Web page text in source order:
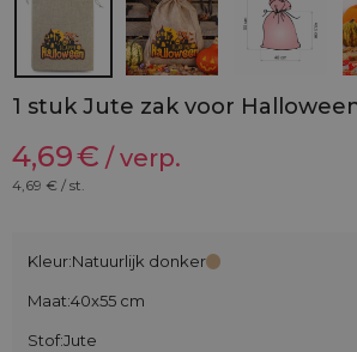
1 stuk Jute zak voor
4,69€ / verp.
4,69 € / st.
Kleur:Natuurlijk donker
Maat:40x55 cm
Stof:Jute